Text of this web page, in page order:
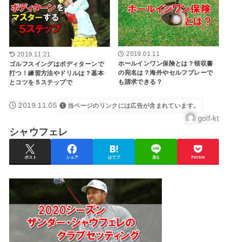
2019.11.21
ゴルフスイングはボディターンで
打つ！練習方法やドリルは？基本
とコツを５ステップで
2019.01.11
ホールインワン保険とは？領収書
の宛名は？海外やセルフプレーで
も請求できる？
2019.11.05 当ページのリンクには広告が含まれています。
golf-kt
シャウフェレ
ポスト シェア はてブ 送る Pocket